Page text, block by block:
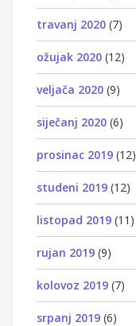
travanj 2020 (7)
ožujak 2020 (12)
veljača 2020 (9)
siječanj 2020 (6)
prosinac 2019 (12)
studeni 2019 (12)
listopad 2019 (11)
rujan 2019 (9)
kolovoz 2019 (7)
srpanj 2019 (6)